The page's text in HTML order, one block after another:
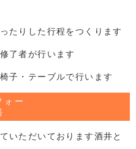
たりした行程をつくります
了者が行います
子・テーブルで行います
ォー
いただいております酒井と